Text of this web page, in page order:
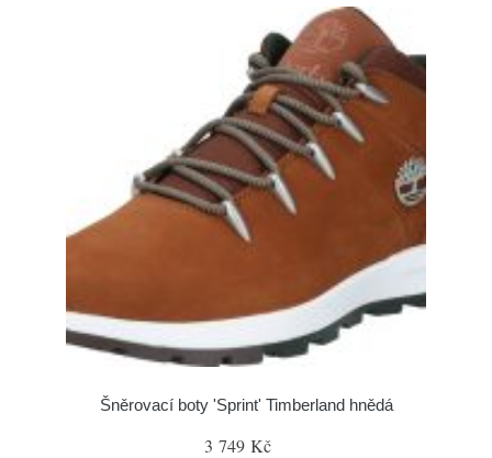
Šněrovací boty 'Sprint' Timberland hnědá
3 749 Kč